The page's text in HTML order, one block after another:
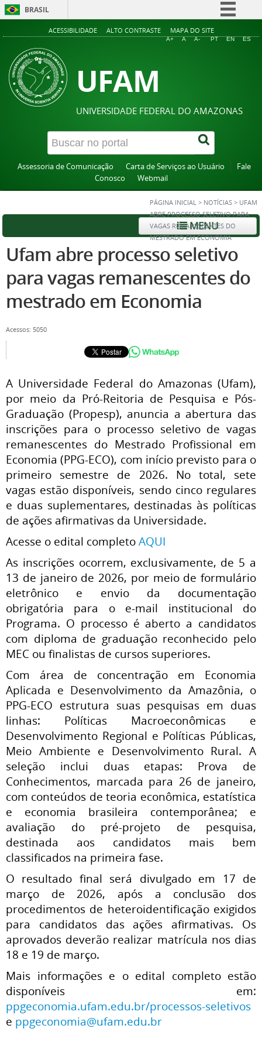
BRASIL
Simplifique!
Acesso à informação
ACESSIBILIDADE ALTO CONTRASTE MAPA DO SITE
A+ A A- PT EN ES
UFAM
UNIVERSIDADE FEDERAL DO AMAZONAS
Assessoria de Comunicação Carta de Serviços ao Usuário
Fale
Conosco
Webmail
PÁGINA INICIAL > NOTÍCIAS > UFAM
ABRE PROCESSO SELETIVO PARA
VAGAS REMANESCENTES DO
MESTRADO EM ECONOMIA
MENU
Ufam abre processo seletivo
para vagas remanescentes do
mestrado em Economia
Acessos: 5050
A Universidade Federal do Amazonas (Ufam),
por meio da Pró-Reitoria de Pesquisa e Pós-
Graduação (Propesp), anuncia a abertura das
inscrições para o processo seletivo de vagas
remanescentes do Mestrado Profissional em
Economia (PPG-ECO), com início previsto para o
primeiro semestre de 2026. No total, sete
vagas estão disponíveis, sendo cinco regulares
e duas suplementares, destinadas às políticas
de ações afirmativas da Universidade.
Acesse o edital completo AQUI
As inscrições ocorrem, exclusivamente, de 5 a
13 de janeiro de 2026, por meio de formulário
eletrônico e envio da documentação
obrigatória para o e-mail institucional do
Programa. O processo é aberto a candidatos
com diploma de graduação reconhecido pelo
MEC ou finalistas de cursos superiores.
Com área de concentração em Economia
Aplicada e Desenvolvimento da Amazônia, o
PPG-ECO estrutura suas pesquisas em duas
linhas: Políticas Macroeconômicas e
Desenvolvimento Regional e Políticas Públicas,
Meio Ambiente e Desenvolvimento Rural. A
seleção inclui duas etapas: Prova de
Conhecimentos, marcada para 26 de janeiro,
com conteúdos de teoria econômica, estatística
e economia brasileira contemporânea; e
avaliação do pré-projeto de pesquisa,
destinada aos candidatos mais bem
classificados na primeira fase.
O resultado final será divulgado em 17 de
março de 2026, após a conclusão dos
procedimentos de heteroidentificação exigidos
para candidatos das ações afirmativas. Os
aprovados deverão realizar matrícula nos dias
18 e 19 de março.
Mais informações e o edital completo estão
disponíveis em:
ppgeconomia.ufam.edu.br/processos-seletivos
e ppgeconomia@ufam.edu.br